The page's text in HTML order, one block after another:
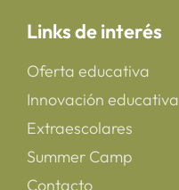
Links de interés
Oferta educativa
Innovación educativa
Extraescolares
Summer Camp
Contacto